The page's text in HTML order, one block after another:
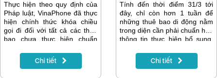
Thực hiện theo quy định của
Pháp luật, VinaPhone đã thực
hiện chính thức khóa chiều
gọi đi đối với tất cả các thuê
bao chưa thực hiện chuẩn
31/3/2023 và sẽ tiếp tục khóa
1 chiều vào các thời điểm
Chi tiết
Tính đến thời điểm 31/3 tới
đây, chỉ còn hơn 1 tuần để
những thuê bao di động nằm
trong diện cần phải chuẩn hóa
thông tin thực hiện bổ sung,
định. VinaPhone khuyến nghị
tất cả các khách hàng đã
Chi tiết